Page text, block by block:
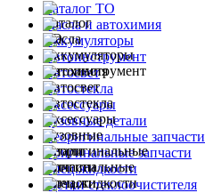
Каталог ТО
Масла и автохимия
Аккумуляторы
Автоинструмент
Автосвет
Автостекла
Аксессуары
Кузовные детали
Неоригинальные запчасти
Оригинальные запчасти
Спец.жидкости
Щетки стеклоочистителя